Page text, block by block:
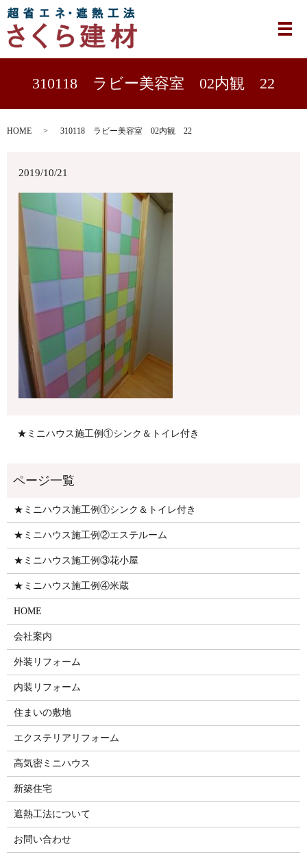
メ
310118 ラビー美容室 02内観 22
HOME 310118 ラビー美容室 02内観 22
2019/10/21
★ミニハウス施工例①シンク＆トイレ付き
★ミニハウス施工例①シンク＆トイレ付き
★ミニハウス施工例②エステルーム
★ミニハウス施工例③花小屋
★ミニハウス施工例④米蔵
HOME
会社案内
外装リフォーム
内装リフォーム
住まいの敷地
エクステリアリフォーム
高気密ミニハウス
新築住宅
遮熱工法について
お問い合わせ